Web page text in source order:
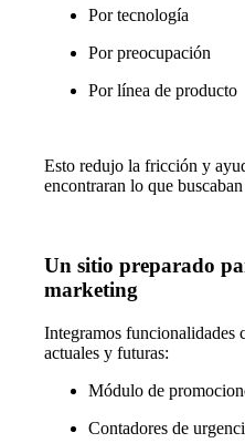
Por tecnología
Por preocupación
Por línea de producto
Esto redujo la fricción y
encontraran lo que
Un sitio preparado
marketing
Integramos funcionalidades
actuales y futuras:
Módulo de
Contadores de